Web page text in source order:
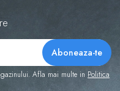
Afla mai multe in Politica